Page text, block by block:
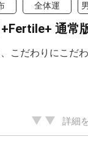
全体運
通常
こだわりにこだ
詳細